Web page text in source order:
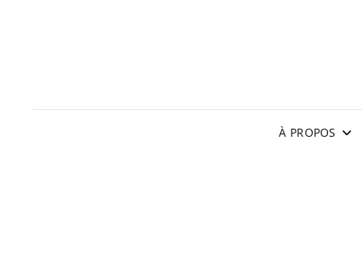
À PROPOS